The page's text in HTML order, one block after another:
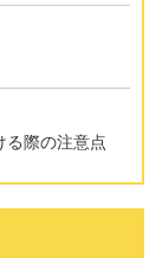
る際の注意点